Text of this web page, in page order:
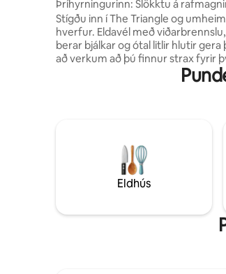
Þríhyrningurinn: Slökktu á
heillandi A-húsinu
Stígðu inn í The Triangle og
hverfur. Eldavél með viðarbrennslu,
berar bjálkar og ótal litlir hlutir gera
að verkum að þú finnur strax fyrir
þetta 37 fermetra A-rammahús sé
heimili þitt. Nýtt pallborð (2024)
Ledges, dimmum himni Observatory
Park, Holden Arboretum og Burton
Village. Einstök tónlistarupplifun -
einstakt snælda með tónlist minni er í
Eldhús